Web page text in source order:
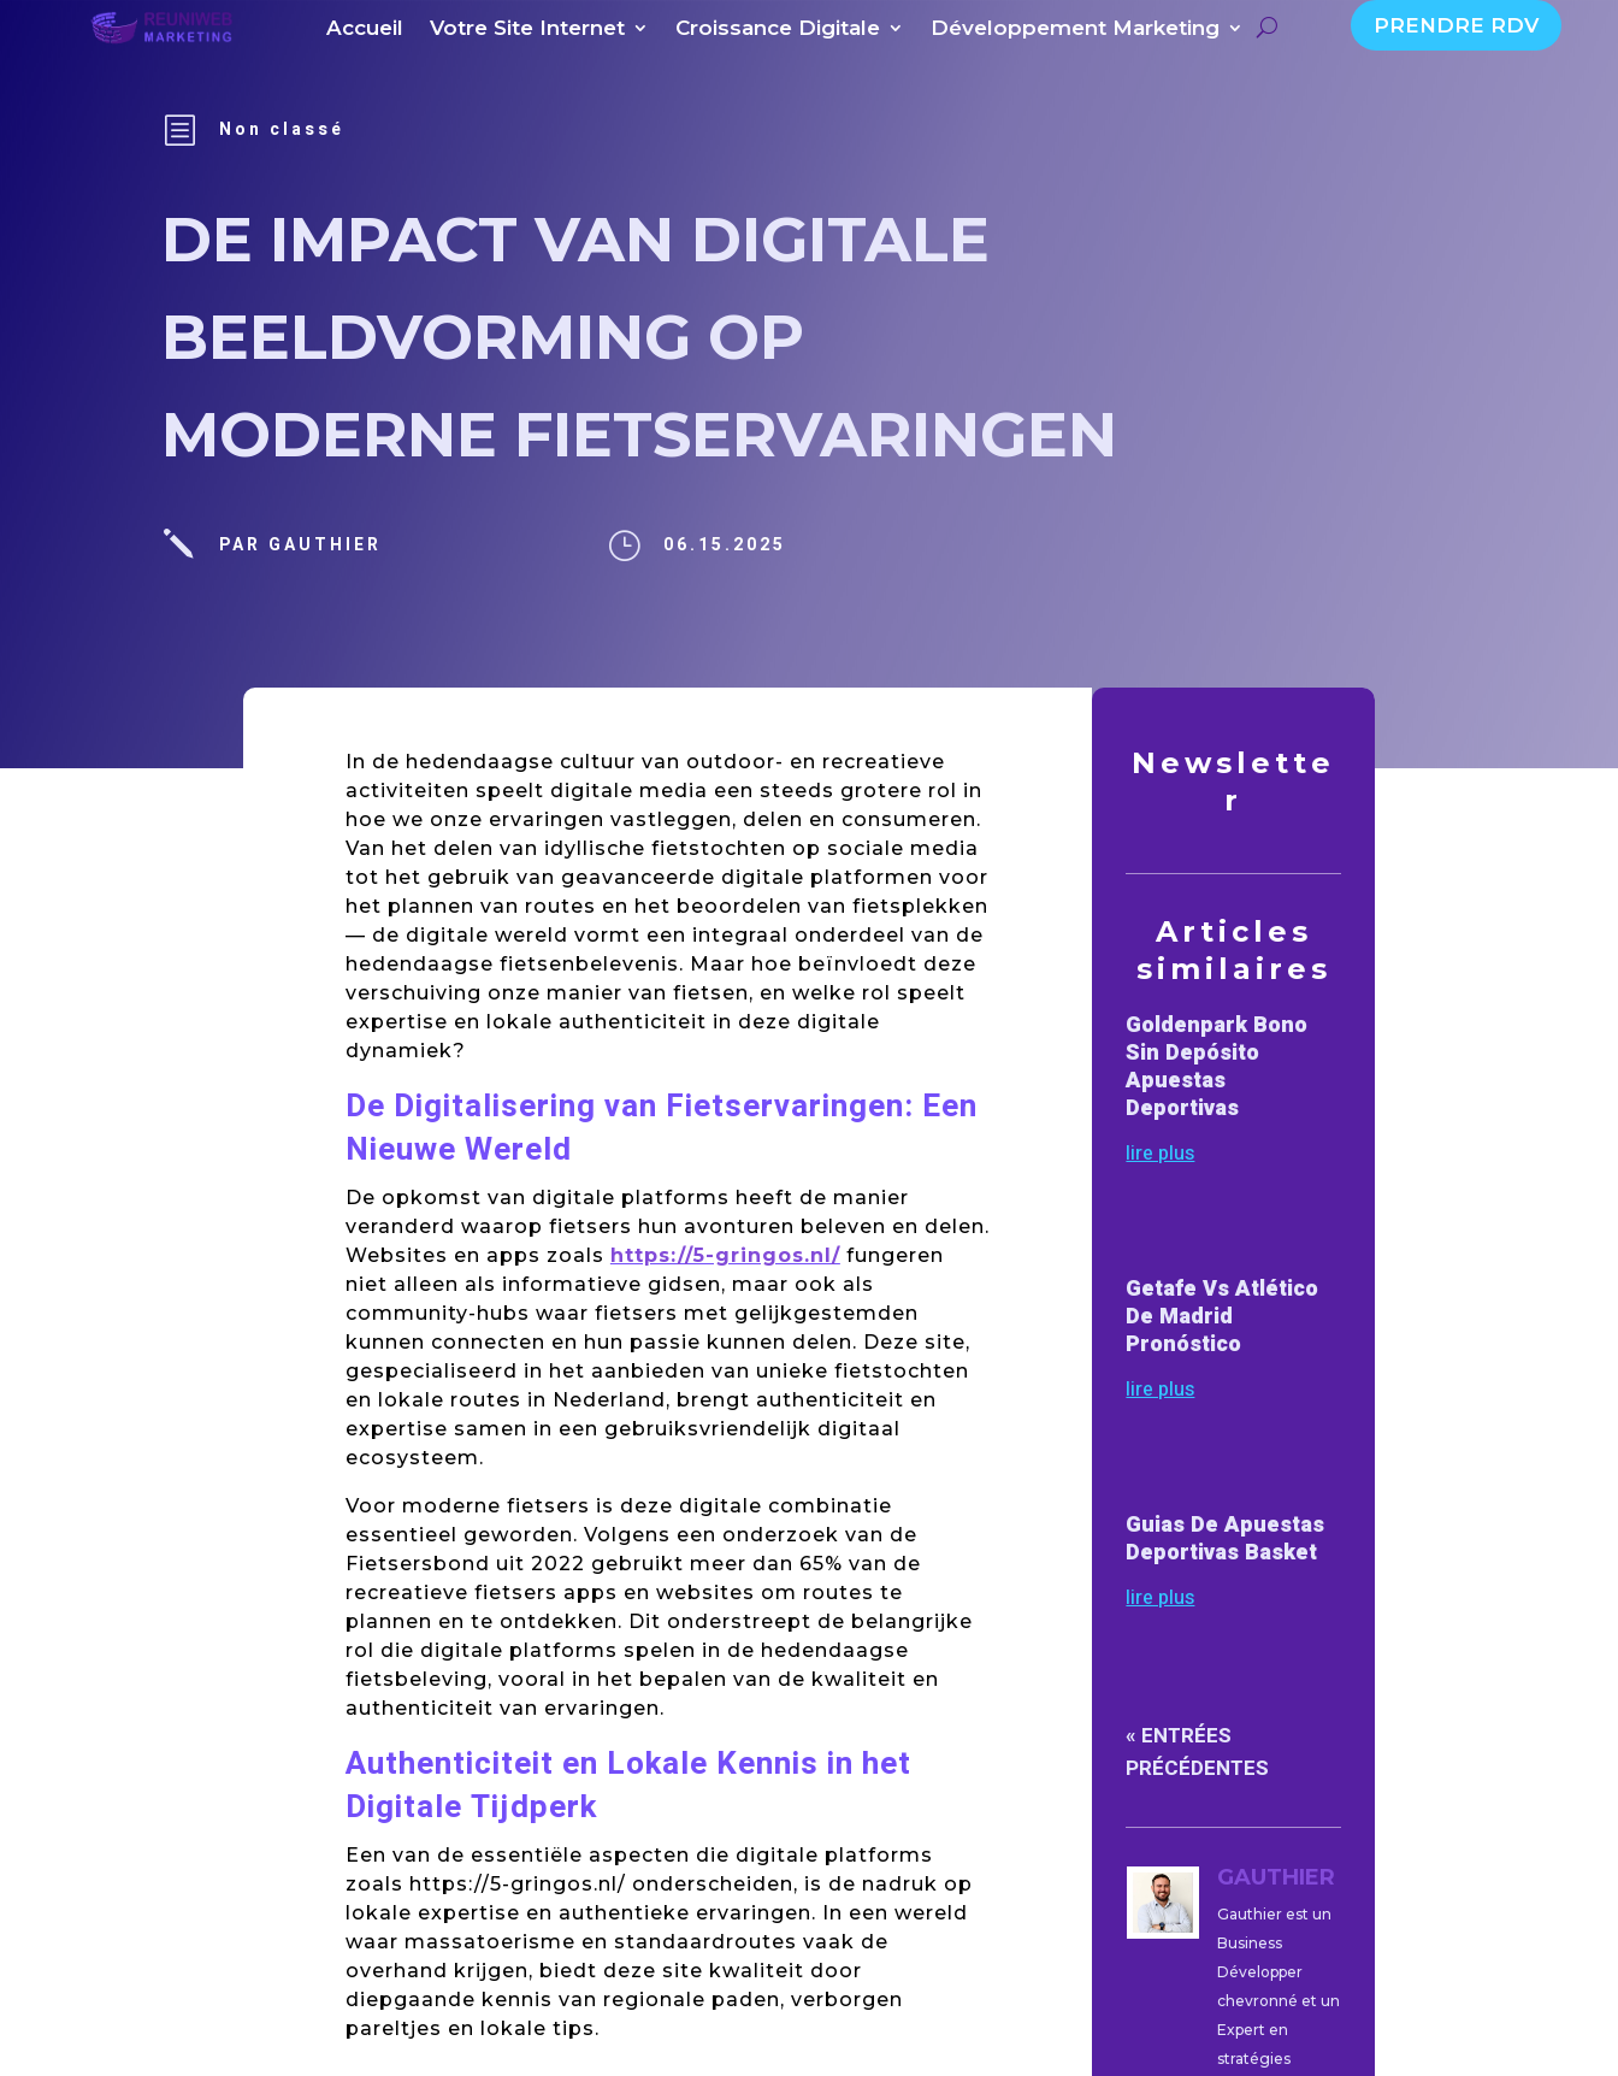
Accueil Votre Site Internet Croissance Digitale Développement Marketing PRENDRE RDV
b Non classé
DE IMPACT VAN DIGITALE
BEELDVORMING OP
MODERNE FIETSERVARINGEN
j PAR GAUTHIER } 06.15.2025
In de hedendaagse cultuur van outdoor- en recreatieve
activiteiten speelt digitale media een steeds grotere rol in
hoe we onze ervaringen vastleggen, delen en consumeren.
Van het delen van idyllische fietstochten op sociale media
tot het gebruik van geavanceerde digitale platformen voor
het plannen van routes en het beoordelen van fietsplekken
— de digitale wereld vormt een integraal onderdeel van de
hedendaagse fietsenbelevenis. Maar hoe beïnvloedt deze
verschuiving onze manier van fietsen, en welke rol speelt
expertise en lokale authenticiteit in deze digitale
dynamiek?
De Digitalisering van Fietservaringen: Een
Nieuwe Wereld
De opkomst van digitale platforms heeft de manier
veranderd waarop fietsers hun avonturen beleven en delen.
Websites en apps zoals https://5-gringos.nl/fungeren
niet alleen als informatieve gidsen, maar ook als
community-hubs waar fietsers met gelijkgestemden
kunnen connecten en hun passie kunnen delen. Deze site,
gespecialiseerd in het aanbieden van unieke fietstochten
en lokale routes in Nederland, brengt authenticiteit en
expertise samen in een gebruiksvriendelijk digitaal
ecosysteem.
Voor moderne fietsers is deze digitale combinatie
essentieel geworden. Volgens een onderzoek van de
Fietsersbond uit 2022 gebruikt meer dan 65% van de
recreatieve fietsers apps en websites om routes te
plannen en te ontdekken. Dit onderstreept de belangrijke
rol die digitale platforms spelen in de hedendaagse
fietsbeleving, vooral in het bepalen van de kwaliteit en
authenticiteit van ervaringen.
Authenticiteit en Lokale Kennis in het
Digitale Tijdperk
Een van de essentiële aspecten die digitale platforms
zoals https://5-gringos.nl/ onderscheiden, is de nadruk op
lokale expertise en authentieke ervaringen. In een wereld
waar massatoerisme en standaardroutes vaak de
overhand krijgen, biedt deze site kwaliteit door
diepgaande kennis van regionale paden, verborgen
pareltjes en lokale tips.
Newslette
r
Articles
similaires
Goldenpark Bono
Sin Depósito
Apuestas
Deportivas
lire plus
Getafe Vs Atlético
De Madrid
Pronóstico
lire plus
Guias De Apuestas
Deportivas Basket
lire plus
« ENTRÉES
PRÉCÉDENTES
GAUTHIER
Gauthier est un
Business
Développer
chevronné et un
Expert en
stratégies